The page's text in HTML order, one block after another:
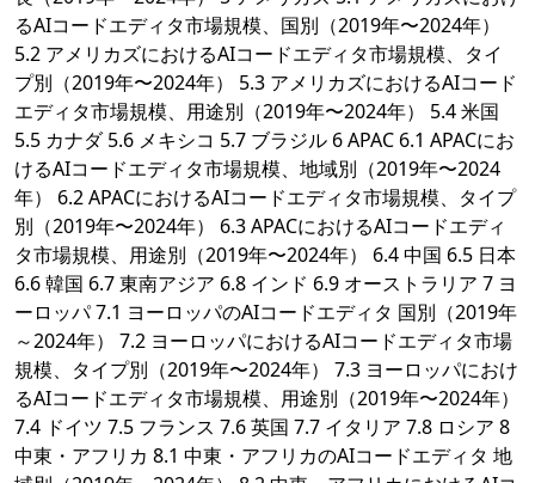
るAIコードエディタ市場規模、国別（2019年〜2024年）
5.2 アメリカズにおけるAIコードエディタ市場規模、タイ
プ別（2019年〜2024年） 5.3 アメリカズにおけるAIコード
エディタ市場規模、用途別（2019年〜2024年） 5.4 米国
5.5 カナダ 5.6 メキシコ 5.7 ブラジル 6 APAC 6.1 APACにお
けるAIコードエディタ市場規模、地域別（2019年〜2024
年） 6.2 APACにおけるAIコードエディタ市場規模、タイプ
別（2019年〜2024年） 6.3 APACにおけるAIコードエディ
タ市場規模、用途別（2019年〜2024年） 6.4 中国 6.5 日本
6.6 韓国 6.7 東南アジア 6.8 インド 6.9 オーストラリア 7 ヨ
ーロッパ 7.1 ヨーロッパのAIコードエディタ 国別（2019年
～2024年） 7.2 ヨーロッパにおけるAIコードエディタ市場
規模、タイプ別（2019年〜2024年） 7.3 ヨーロッパにおけ
るAIコードエディタ市場規模、用途別（2019年〜2024年）
7.4 ドイツ 7.5 フランス 7.6 英国 7.7 イタリア 7.8 ロシア 8
中東・アフリカ 8.1 中東・アフリカのAIコードエディタ 地